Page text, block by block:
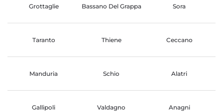
Grottaglie Bassano Del Grappa Sora
Taranto Thiene Ceccano
Manduria Schio Alatri
Gallipoli Valdagno Anagni